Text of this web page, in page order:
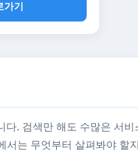
기
. 검색만 해도 수많은 서
서는 무엇부터 살펴봐야 할